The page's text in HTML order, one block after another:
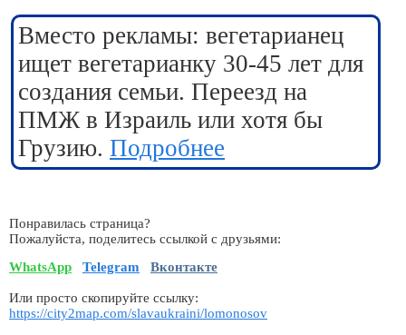
Вместо рекламы: вегетарианец
ищет вегетарианку 30-45 лет для
создания семьи. Переезд на
ПМЖ в Израиль или хотя бы
Грузию. Подробнее
Понравилась страница?
Пожалуйста, поделитесь ссылкой с друзьями:
WhatsApp
Telegram Вконтакте
Или просто скопируйте ссылку:
https://city2map.com/slavaukraini/lomonosov